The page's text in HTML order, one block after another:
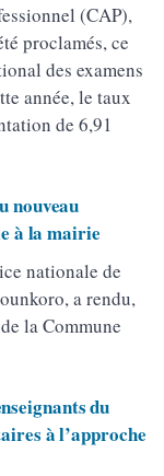
(CAP),
proclamés, ce
des examens
année, le taux
de 6,91
nouveau
à la mairie
nationale de
a rendu,
la Commune
du
à l’approche